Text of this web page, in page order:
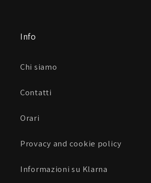
Info
Chi siamo
Contatti
Orari
Provacy and cookie policy
Informazioni su Klarna